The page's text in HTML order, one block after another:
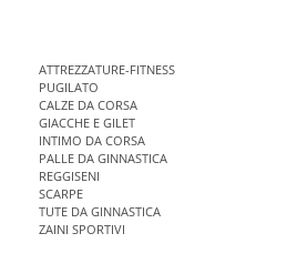
ATTREZZATURE-FITNESS
PUGILATO
CALZE DA CORSA
GIACCHE E GILET
INTIMO DA CORSA
PALLE DA GINNASTICA
REGGISENI
SCARPE
TUTE DA GINNASTICA
ZAINI SPORTIVI